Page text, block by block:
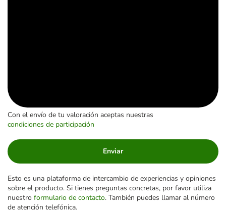
Con el envío de tu valoración aceptas nuestras
condiciones de participación
Enviar
Esto es una plataforma de intercambio de experiencias y opiniones
sobre el producto. Si tienes preguntas concretas, por favor utiliza
nuestro formulario de contacto. También puedes llamar al número
de atención telefónica.